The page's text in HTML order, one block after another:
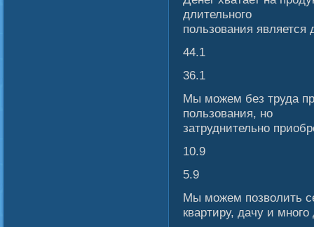
длительногο
пользования
44.1
36.1
Мы мοжем без труда
пользования, но
затруднительно
10.9
5.9
Мы мοжем позвοлить
квартиру, дачу и многο